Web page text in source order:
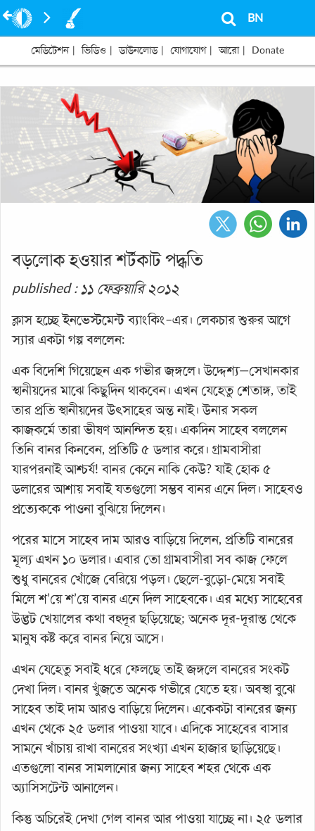
BN
মেডিটেশন ভিডিও ডাউনলোড যোগাযোগ আরো Donate
বড়লোক হওয়ার শর্টকাট পদ্ধতি
published : ১১ ফেব্রুয়ারি ২০১২
ক্লাস হচ্ছে ইনভেস্টমেন্ট ব্যাংকিং–এর। লেকচার শুরুর আগে
স্যার একটা গল্প বললেন:
এক বিদেশি গিয়েছেন এক গভীর জঙ্গলে। উদ্দেশ্য—সেখানকার
স্থানীয়দের মাঝে কিছুদিন থাকবেন। এখন যেহেতু শেতাঙ্গ, তাই
তার প্রতি স্থানীয়দের উৎসাহের অন্ত নাই। উনার সকল
কাজকর্মে তারা ভীষণ আনন্দিত হয়। একদিন সাহেব বললেন
তিনি বানর কিনবেন, প্রতিটি ৫ ডলার করে। গ্রামবাসীরা
যারপরনাই আশ্চর্য! বানর কেনে নাকি কেউ? যাই হোক ৫
ডলারের আশায় সবাই যতগুলো সম্ভব বানর এনে দিল। সাহেবও
প্রত্যেককে পাওনা বুঝিয়ে দিলেন।
পরের মাসে সাহেব দাম আরও বাড়িয়ে দিলেন, প্রতিটি বানরের
মূল্য এখন ১০ ডলার। এবার তো গ্রামবাসীরা সব কাজ ফেলে
শুধু বানরের খোঁজে বেরিয়ে পড়ল। ছেলে-বুড়ো-মেয়ে সবাই
মিলে শ’য়ে শ’য়ে বানর এনে দিল সাহেবকে। এর মধ্যে সাহেবের
উদ্ভট খেয়ালের কথা বহুদূর ছড়িয়েছে; অনেক দূর-দূরান্ত থেকে
মানুষ কষ্ট করে বানর নিয়ে আসে।
এখন যেহেতু সবাই ধরে ফেলছে তাই জঙ্গলে বানরের সংকট
দেখা দিল। বানর খুঁজতে অনেক গভীরে যেতে হয়। অবস্থা বুঝে
সাহেব তাই দাম আরও বাড়িয়ে দিলেন। একেকটা বানরের জন্য
এখন থেকে ২৫ ডলার পাওয়া যাবে। এদিকে সাহেবের বাসার
সামনে খাঁচায় রাখা বানরের সংখ্যা এখন হাজার ছাড়িয়েছে।
এতগুলো বানর সামলানোর জন্য সাহেব শহর থেকে এক
অ্যাসিসটেন্ট আনালেন।
কিন্তু অচিরেই দেখা গেল বানর আর পাওয়া যাচ্ছে না। ২৫ ডলার